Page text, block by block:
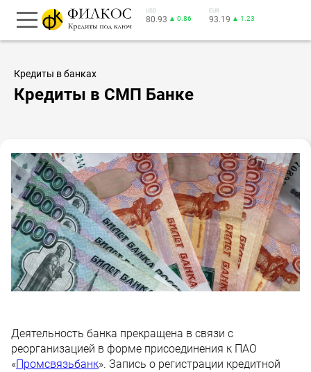
USD
80.93 ▲ 0.86
EUR
93.19 ▲ 1.23
Кредиты в банках
Кредиты в СМП Банке
Деятельность банка прекращена в связи с
реорганизацией в форме присоединения к ПАО
«Промсвязьбанк». Запись о регистрации кредитной